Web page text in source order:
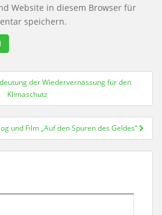
Website in diesem Browser für
speichern.
der Wiedervernässung für den
Klimaschutz
und Film „Auf den Spuren des Geldes“